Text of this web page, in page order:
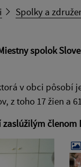
Spolky a
spolok
v obci pôsobí
z toho 17 žien a
členom